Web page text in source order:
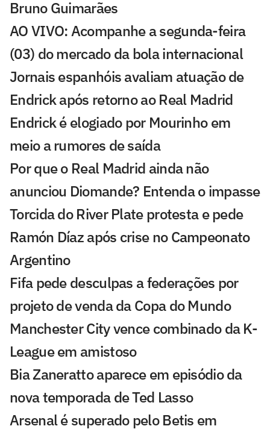
Bruno Guimarães
AO VIVO: Acompanhe a segunda-feira
(03) do mercado da bola internacional
Jornais espanhóis avaliam atuação de
Endrick após retorno ao Real Madrid
Endrick é elogiado por Mourinho em
meio a rumores de saída
Por que o Real Madrid ainda não
anunciou Diomande? Entenda o impasse
Torcida do River Plate protesta e pede
Ramón Díaz após crise no Campeonato
Argentino
Fifa pede desculpas a federações por
projeto de venda da Copa do Mundo
Manchester City vence combinado da K-
League em amistoso
Bia Zaneratto aparece em episódio da
nova temporada de Ted Lasso
Arsenal é superado pelo Betis em